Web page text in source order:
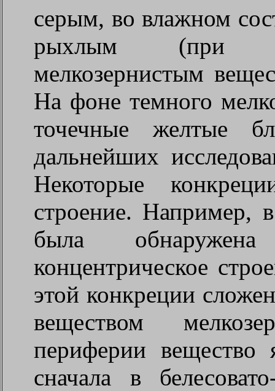
серым, во влажном
рыхлым (при
мелкозернистым
На фоне темного
точечные желтые
дальнейших
Некоторые
строение. Например,
была
концентрическое
этой конкреции
веществом
периферии вещество
сначала в